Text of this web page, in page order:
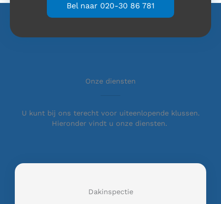
Bel naar 020-30 86 781
Onze diensten
U kunt bij ons terecht voor uiteenlopende klussen.
Hieronder vindt u onze diensten.
Dakinspectie